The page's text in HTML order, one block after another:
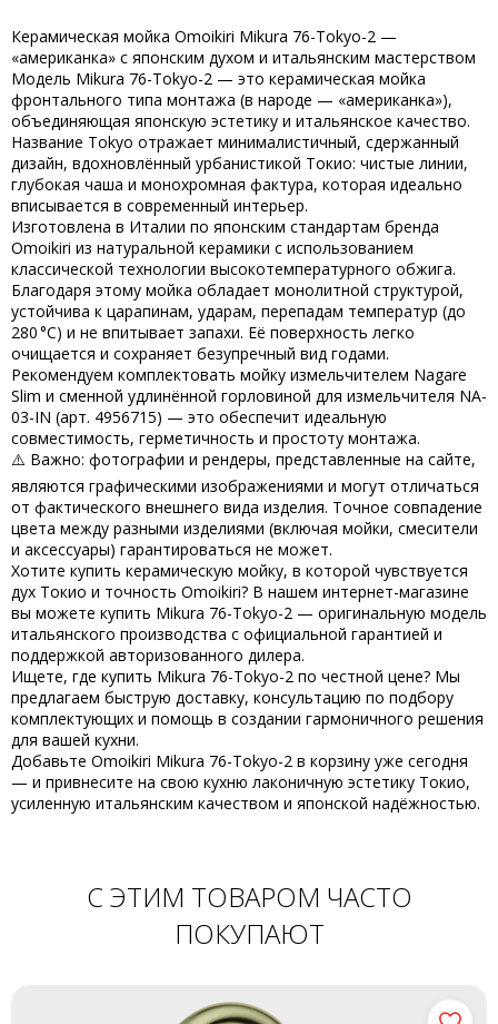
Керамическая мойка Omoikiri Mikura 76-Tokyo-2 —
«американка» с японским духом и итальянским мастерством
Модель Mikura 76-Tokyo-2 — это керамическая мойка
фронтального типа монтажа (в народе — «американка»),
объединяющая японскую эстетику и итальянское качество.
Название Tokyo отражает минималистичный, сдержанный
дизайн, вдохновлённый урбанистикой Токио: чистые линии,
глубокая чаша и монохромная фактура, которая идеально
вписывается в современный интерьер.
Изготовлена в Италии по японским стандартам бренда
Omoikiri из натуральной керамики с использованием
классической технологии высокотемпературного обжига.
Благодаря этому мойка обладает монолитной структурой,
устойчива к царапинам, ударам, перепадам температур (до
280 °C) и не впитывает запахи. Её поверхность легко
очищается и сохраняет безупречный вид годами.
Рекомендуем комплектовать мойку измельчителем Nagare
Slim и сменной удлинённой горловиной для измельчителя NA-
03-IN (арт. 4956715) — это обеспечит идеальную
совместимость, герметичность и простоту монтажа.
⚠️ Важно: фотографии и рендеры, представленные на сайте,
являются графическими изображениями и могут отличаться
от фактического внешнего вида изделия. Точное совпадение
цвета между разными изделиями (включая мойки, смесители
и аксессуары) гарантироваться не может.
Хотите купить керамическую мойку, в которой чувствуется
дух Токио и точность Omoikiri? В нашем интернет-магазине
вы можете купить Mikura 76-Tokyo-2 — оригинальную модель
итальянского производства с официальной гарантией и
поддержкой авторизованного дилера.
Ищете, где купить Mikura 76-Tokyo-2 по честной цене? Мы
предлагаем быструю доставку, консультацию по подбору
комплектующих и помощь в создании гармоничного решения
для вашей кухни.
Добавьте Omoikiri Mikura 76-Tokyo-2 в корзину уже сегодня
— и привнесите на свою кухню лаконичную эстетику Токио,
усиленную итальянским качеством и японской надёжностью.
С ЭТИМ ТОВАРОМ ЧАСТО
ПОКУПАЮТ